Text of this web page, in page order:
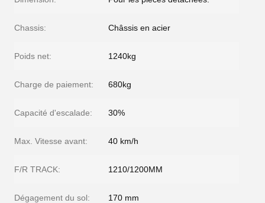
Chassis: Châssis en acier
Poids net: 1240kg
Charge de paiement: 680kg
Capacité d'escalade: 30%
Max. Vitesse avant: 40 km/h
F/R TRACK: 1210/1200MM
Dégagement du sol: 170 mm